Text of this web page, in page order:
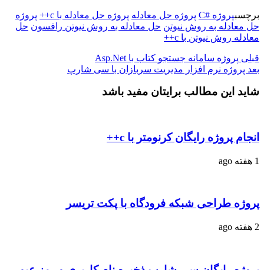
برچسبپروژه #C پروژه حل معادله پروژه حل معادله با c++
پروژه
حل معادله به روش نیوتن حل معادله به روش نیوتن رافسون حل
معادله روش نیوتن با c++
قبلی پروژه سامانه جستجو کتاب با Asp.Net
بعد پروژه نرم افزار مدیریت سربازان با سی شارپ
شاید این مطالب برایتان مفید باشد
انجام پروژه رایگان کرنومتر با c++
1 هفته ago
پروژه طراحی شبکه فرودگاه با پکت تریسر
2 هفته ago